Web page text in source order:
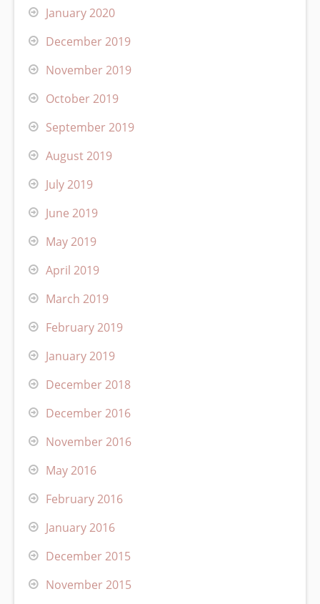
January 2020
December 2019
November 2019
October 2019
September 2019
August 2019
July 2019
June 2019
May 2019
April 2019
March 2019
February 2019
January 2019
December 2018
December 2016
November 2016
May 2016
February 2016
January 2016
December 2015
November 2015